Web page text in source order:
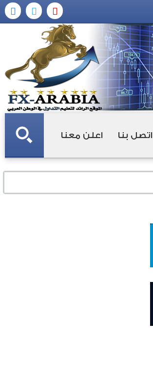
اتصل بنا اعلن معنا